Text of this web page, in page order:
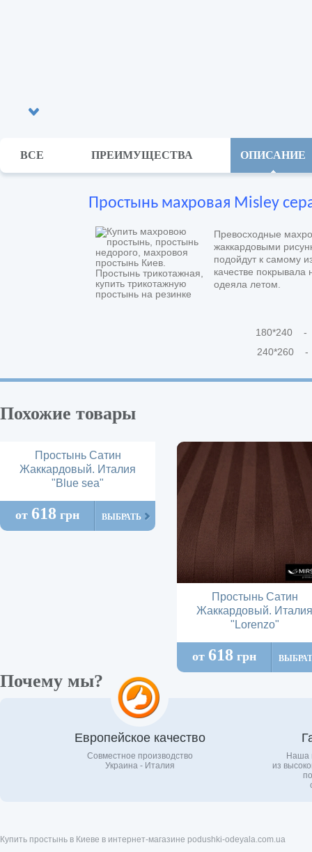
ВСЕ ПРЕИМУЩЕСТВА ОПИСАНИЕ
Простынь махровая Misley
Превосходные
жаккардовыми
подойдут к самому
качестве покрывала
одеяла летом.
180*240 -
240*260 -
Похожие товары
Простынь Сатин
Жаккардовый. Италия
"Blue sea"
от 618 грн ВЫБРАТЬ
Простынь Сатин
Жаккардовый. Италия
"Lorenzo"
от 618 грн
Почему мы?
Европейское качество
Совместное производство
Украина - Италия
Наша
из
Купить простынь в Киеве в интернет-магазине podushki-odeyala.com.ua